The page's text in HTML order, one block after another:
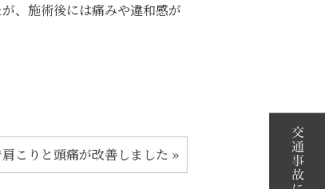
、施術後には痛みや違和感が
こりと頭痛が改善しました »